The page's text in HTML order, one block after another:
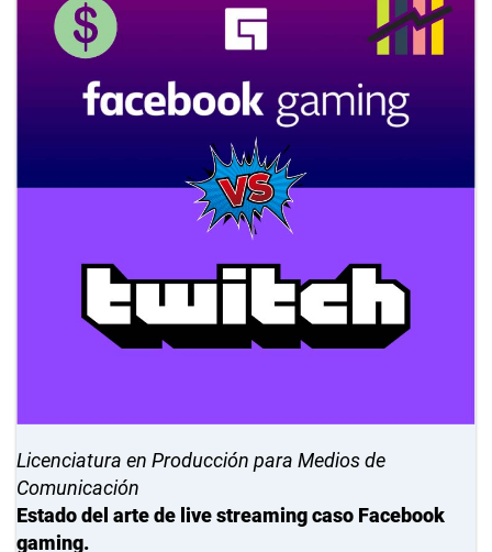
Licenciatura en Producción para Medios de
Comunicación
Estado del arte de live streaming caso Facebook
gaming.